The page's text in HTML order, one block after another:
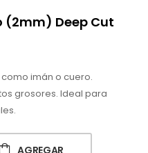
(2mm) Deep Cut
imán o cuero.
grosores. Ideal para
AGREGAR